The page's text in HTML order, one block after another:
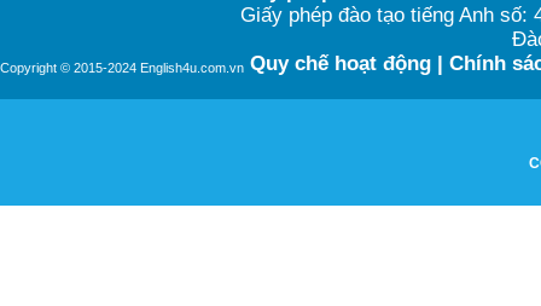
Copyright © 2015-2024 English4u.com.vn
Giấy phép đào tạo tiếng Anh
Quy chế hoạt động| Chính